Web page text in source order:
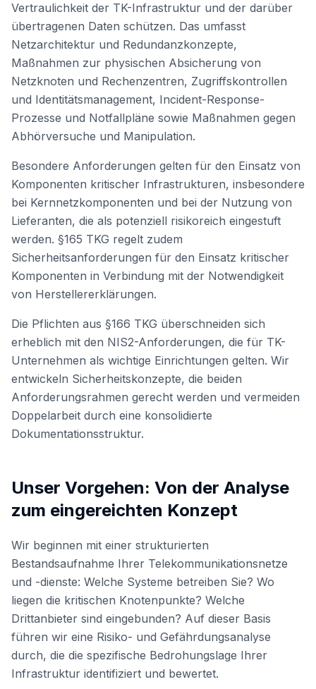
Vertraulichkeit der TK-Infrastruktur und der darüber
übertragenen Daten schützen. Das umfasst
Netzarchitektur und Redundanzkonzepte,
Maßnahmen zur physischen Absicherung von
Netzknoten und Rechenzentren, Zugriffskontrollen
und Identitätsmanagement, Incident-Response-
Prozesse und Notfallpläne sowie Maßnahmen gegen
Abhörversuche und Manipulation.
Besondere Anforderungen gelten für den Einsatz von
Komponenten kritischer Infrastrukturen, insbesondere
bei Kernnetzkomponenten und bei der Nutzung von
Lieferanten, die als potenziell risikoreich eingestuft
werden. §165 TKG regelt zudem
Sicherheitsanforderungen für den Einsatz kritischer
Komponenten in Verbindung mit der Notwendigkeit
von Herstellererklärungen.
Die Pflichten aus §166 TKG überschneiden sich
erheblich mit den NIS2-Anforderungen, die für TK-
Unternehmen als wichtige Einrichtungen gelten. Wir
entwickeln Sicherheitskonzepte, die beiden
Anforderungsrahmen gerecht werden und vermeiden
Doppelarbeit durch eine konsolidierte
Dokumentationsstruktur.
Unser Vorgehen: Von der Analyse
zum eingereichten Konzept
Wir beginnen mit einer strukturierten
Bestandsaufnahme Ihrer Telekommunikationsnetze
und -dienste: Welche Systeme betreiben Sie? Wo
liegen die kritischen Knotenpunkte? Welche
Drittanbieter sind eingebunden? Auf dieser Basis
führen wir eine Risiko- und Gefährdungsanalyse
durch, die die spezifische Bedrohungslage Ihrer
Infrastruktur identifiziert und bewertet.